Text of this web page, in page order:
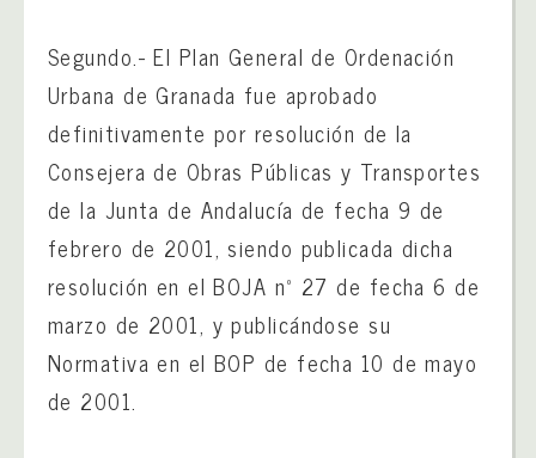
Segundo.- El Plan General de Ordenación
Urbana de Granada fue aprobado
definitivamente por resolución de la
Consejera de Obras Públicas y Transportes
de la Junta de Andalucía de fecha 9 de
febrero de 2001, siendo publicada dicha
resolución en el BOJA nº 27 de fecha 6 de
marzo de 2001, y publicándose su
Normativa en el BOP de fecha 10 de mayo
de 2001.